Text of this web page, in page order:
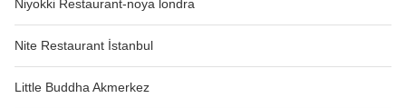
Niyokki Restaurant-noya londra
Nite Restaurant İstanbul
Little Buddha Akmerkez